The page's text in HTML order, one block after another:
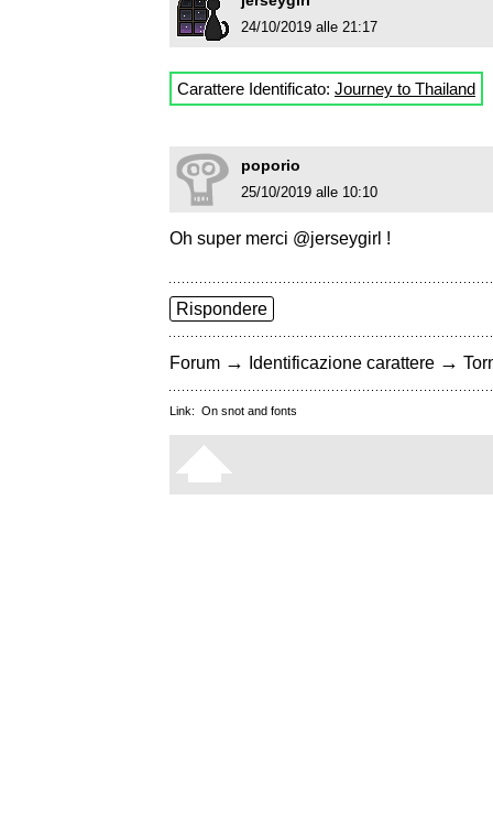
24/10/2019 alle 21:17
Carattere Identificato: Journey to Thailand
poporio
25/10/2019 alle 10:10
Oh super merci @jerseygirl !
Rispondere
Forum → Identificazione carattere →
Link: On snot and fonts